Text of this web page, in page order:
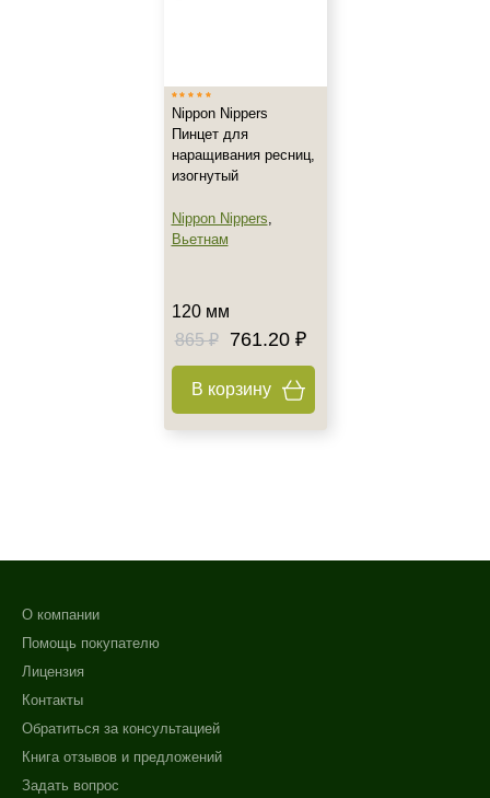
Nippon Nippers
Пинцет для
наращивания ресниц,
изогнутый
Nippon Nippers,
Вьетнам
120 мм
865 ₽
761.20 ₽
В корзину
О компании
Помощь покупателю
Лицензия
Контакты
Обратиться за консультацией
Книга отзывов и предложений
Задать вопрос